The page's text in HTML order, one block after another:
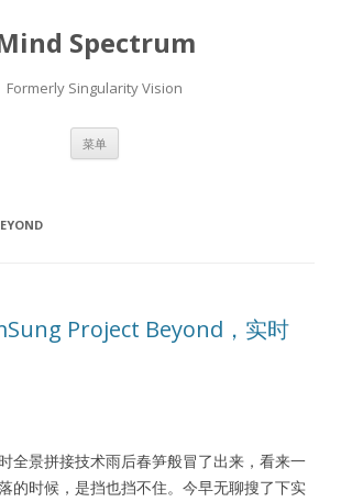
Spectrum
Formerly Singularity Vision
菜单
Project Beyond，实时
全景拼接技术雨后春笋般冒了出来，看来一
的时候，是挡也挡不住。今早无聊搜了下实